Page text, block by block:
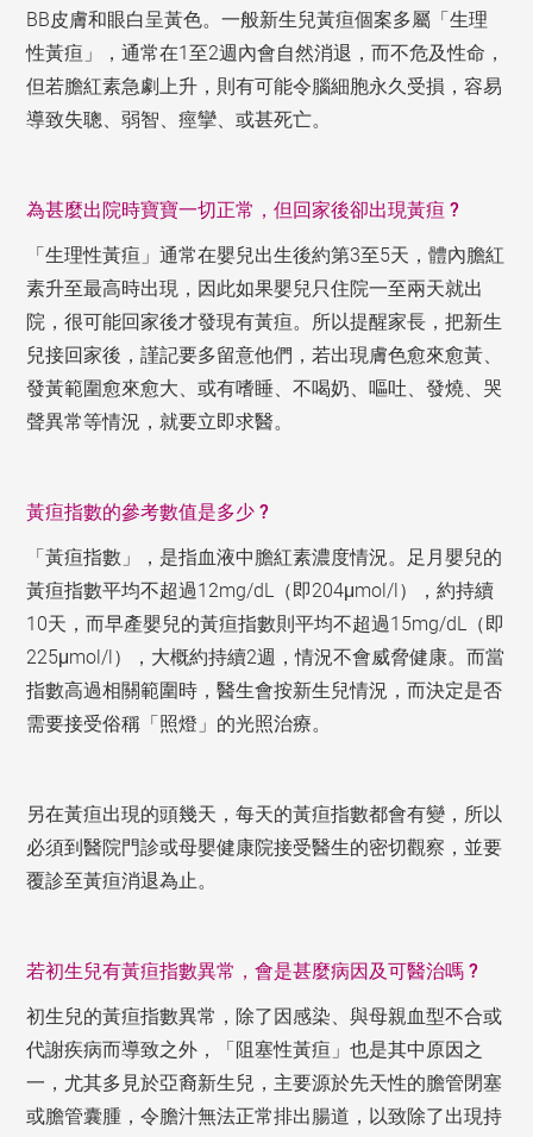
BB皮膚和眼白呈黃色。一般新生兒黃疸個案多屬「生理
性黃疸」，通常在1至2週內會自然消退，而不危及性命，
但若膽紅素急劇上升，則有可能令腦細胞永久受損，容易
導致失聰、弱智、痙攣、或甚死亡。
為甚麼出院時寶寶一切正常，但回家後卻出現黃疸 ?
「生理性黃疸」通常在嬰兒出生後約第3至5天，體內膽紅
素升至最高時出現，因此如果嬰兒只住院一至兩天就出
院，很可能回家後才發現有黃疸。所以提醒家長，把新生
兒接回家後，謹記要多留意他們，若出現膚色愈來愈黃、
發黃範圍愈來愈大、或有嗜睡、不喝奶、嘔吐、發燒、哭
聲異常等情況，就要立即求醫。
黃疸指數的參考數值是多少 ?
「黃疸指數」，是指血液中膽紅素濃度情況。足月嬰兒的
黃疸指數平均不超過12mg/dL（即204μmol/l），約持續
10天，而早產嬰兒的黃疸指數則平均不超過15mg/dL（即
225μmol/l），大概約持續2週，情況不會威脅健康。而當
指數高過相關範圍時，醫生會按新生兒情況，而決定是否
需要接受俗稱「照燈」的光照治療。
另在黃疸出現的頭幾天，每天的黃疸指數都會有變，所以
必須到醫院門診或母嬰健康院接受醫生的密切觀察，並要
覆診至黃疸消退為止。
若初生兒有黃疸指數異常，會是甚麼病因及可醫治嗎 ?
初生兒的黃疸指數異常，除了因感染、與母親血型不合或
代謝疾病而導致之外，「阻塞性黃疸」也是其中原因之
一，尤其多見於亞裔新生兒，主要源於先天性的膽管閉塞
或膽管囊腫，令膽汁無法正常排出腸道，以致除了出現持